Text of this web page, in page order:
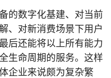
的数字化基建、对当前
、对新消费场景下用户
后还能将以上所有能力
生命周期的服务。这样
企业来说颇为复杂繁